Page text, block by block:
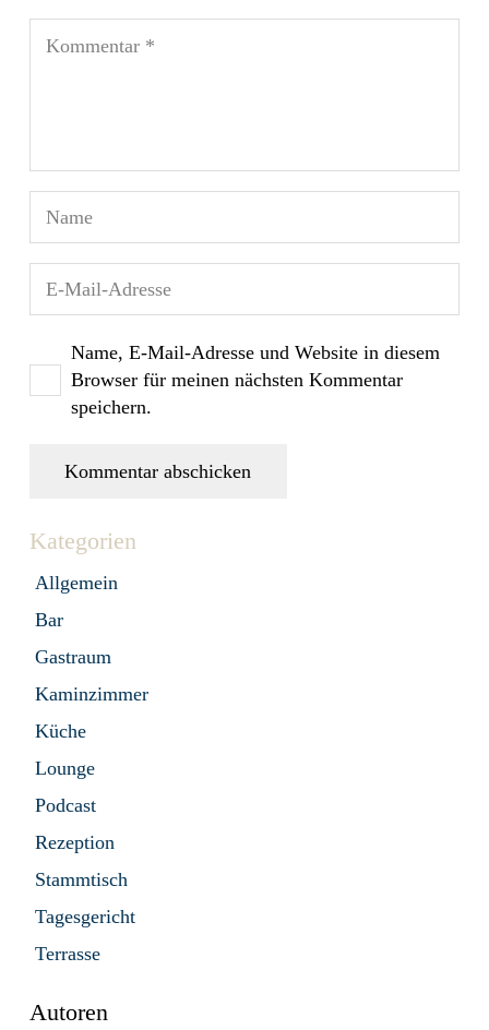
Name, E-Mail-Adresse und Website in diesem
Browser für meinen nächsten Kommentar
speichern.
Kommentar abschicken
Kategorien
Allgemein
Bar
Gastraum
Kaminzimmer
Küche
Lounge
Podcast
Rezeption
Stammtisch
Tagesgericht
Terrasse
Autoren